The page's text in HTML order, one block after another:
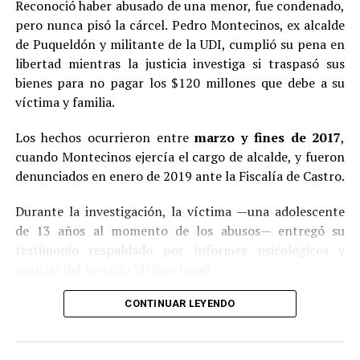
Reconoció haber abusado de una menor, fue condenado,
pero nunca pisó la cárcel. Pedro Montecinos, ex alcalde
de Puqueldón y militante de la UDI, cumplió su pena en
libertad mientras la justicia investiga si traspasó sus
bienes para no pagar los $120 millones que debe a su
víctima y familia.
Los hechos ocurrieron entremarzo y fines de 2017,
cuando Montecinos ejercía el cargo de alcalde, y fueron
denunciados en enero de 2019 ante la Fiscalía de Castro.
Durante la investigación, la víctima —una adolescente
de 13 años al momento de los abusos— entregó su
testimonio respaldado por informes psicológicos y
Ante la contundencia de los antecedentes, el imputado
aceptó los cargosen un procedimiento abreviado,
CONTINUAR LEYENDO